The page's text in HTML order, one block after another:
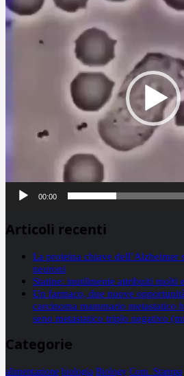
Player
00:00
Articoli recenti
La proteina chiave dell’Alzheimer
neuroni
Statine: inutilmente attribuiti molti
Un farmaco, due nuove
carcinoma mammario metastatico
seno metastatico triplo negativo
Categorie
alimentazione biologia Biology Com. Stampa